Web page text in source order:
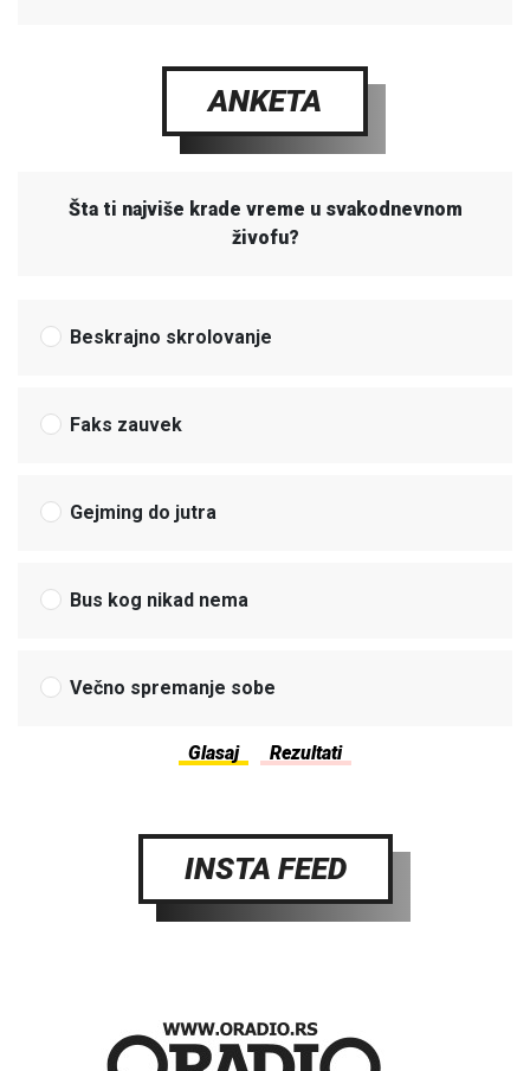
ANKETA
Šta ti najviše krade vreme u svakodnevnom
živofu?
Beskrajno skrolovanje
Faks zauvek
Gejming do jutra
Bus kog nikad nema
Večno spremanje sobe
INSTA FEED